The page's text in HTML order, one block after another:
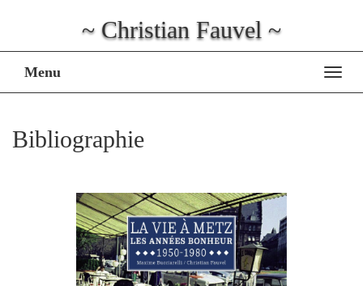
~ Christian Fauvel ~
Menu
la
Bibliographie